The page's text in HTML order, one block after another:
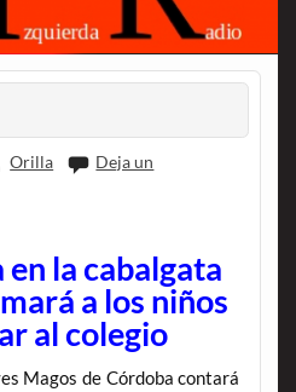
Orilla
Deja un
la cabalgata
a los niños
al colegio
Magos de Córdoba contará